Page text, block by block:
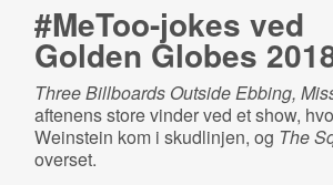
#MeToo-jokes ved
Golden Globes
Three Billboards Outside Ebbing,
aftenens store vinder ved et show,
Weinstein kom i skudlinjen, og The
overset.